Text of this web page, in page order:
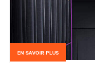
l’adoption
de créer
produits.
des
et
pour
titulaire
EN SAVOIR PLUS